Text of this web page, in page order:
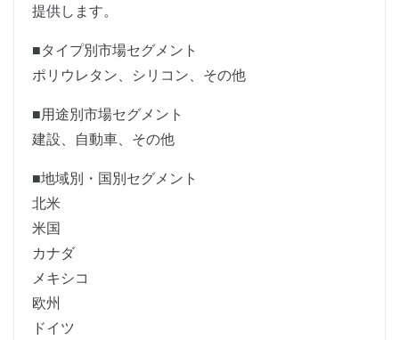
提供します。
■タイプ別市場セグメント
ポリウレタン、シリコン、その他
■用途別市場セグメント
建設、自動車、その他
■地域別・国別セグメント
北米
米国
カナダ
メキシコ
欧州
ドイツ